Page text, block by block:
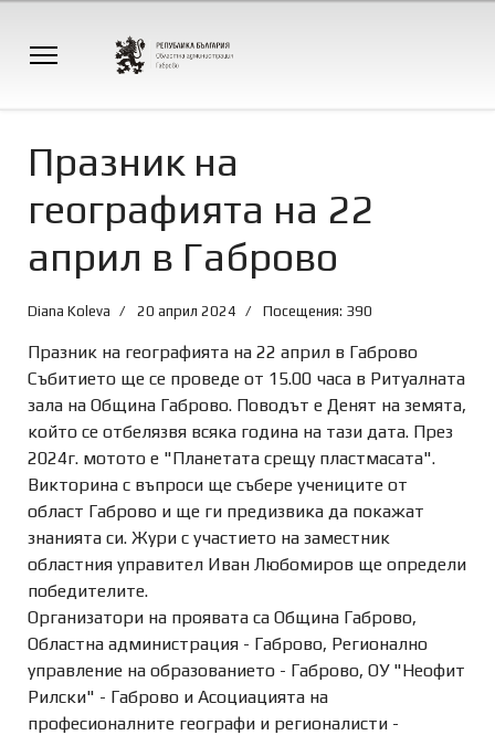
Празник на
географията на 22
април в Габрово
Diana Koleva 20 април 2024 Посещения: 390
Празник на географията на 22 април в Габрово
Събитието ще се проведе от 15.00 часа в Ритуалната
зала на Община Габрово. Поводът е Денят на земята,
който се отбелязвя всяка година на тази дата. През
2024г. мотото е "Планетата срещу пластмасата".
Викторина с въпроси ще събере учениците от
област Габрово и ще ги предизвика да покажат
знанията си. Жури с участието на заместник
областния управител Иван Любомиров ще определи
победителите.
Организатори на проявата са Община Габрово,
Областна администрация - Габрово, Регионално
управление на образованието - Габрово, ОУ "Неофит
Рилски" - Габрово и Асоциацията на
професионалните географи и регионалисти -